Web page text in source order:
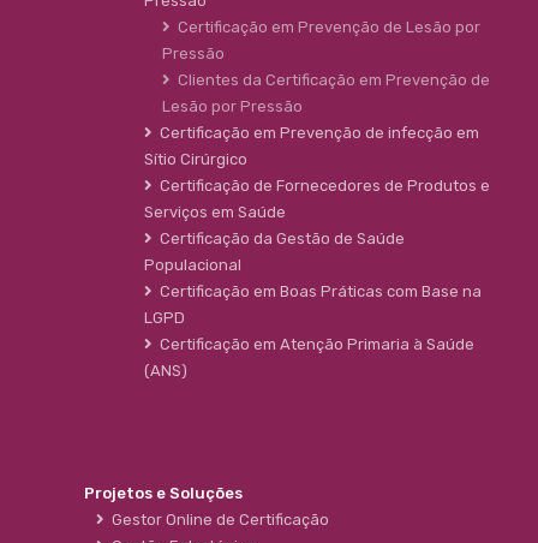
Certificação em Prevenção de Lesão por
Pressão
Clientes da Certificação em Prevenção de
Lesão por Pressão
Certificação em Prevenção de infecção em
Sítio Cirúrgico
Certificação de Fornecedores de Produtos e
Serviços em Saúde
Certificação da Gestão de Saúde
Populacional
Certificação em Boas Práticas com Base na
LGPD
Certificação em Atenção Primaria à Saúde
(ANS)
Projetos e Soluções
Gestor Online de Certificação